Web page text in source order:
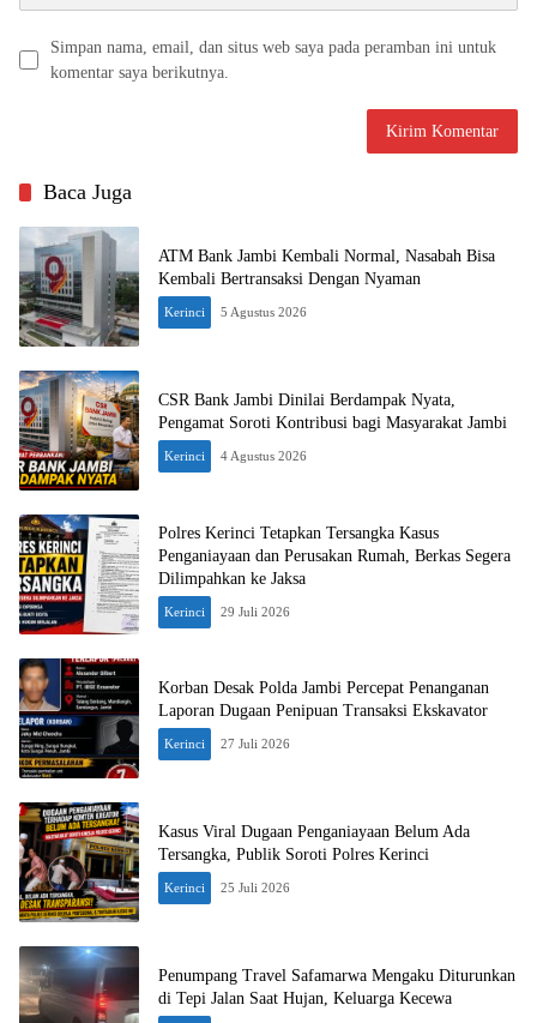
Simpan nama, email, dan situs web saya pada peramban ini untuk
komentar saya berikutnya.
Baca Juga
ATM Bank Jambi Kembali Normal, Nasabah Bisa
Kembali Bertransaksi Dengan Nyaman
Kerinci 5 Agustus 2026
CSR Bank Jambi Dinilai Berdampak Nyata,
Pengamat Soroti Kontribusi bagi Masyarakat Jambi
Kerinci 4 Agustus 2026
Polres Kerinci Tetapkan Tersangka Kasus
Penganiayaan dan Perusakan Rumah, Berkas Segera
Dilimpahkan ke Jaksa
Kerinci 29 Juli 2026
Korban Desak Polda Jambi Percepat Penanganan
Laporan Dugaan Penipuan Transaksi Ekskavator
Kerinci 27 Juli 2026
Kasus Viral Dugaan Penganiayaan Belum Ada
Tersangka, Publik Soroti Polres Kerinci
Kerinci 25 Juli 2026
Penumpang Travel Safamarwa Mengaku Diturunkan
di Tepi Jalan Saat Hujan, Keluarga Kecewa